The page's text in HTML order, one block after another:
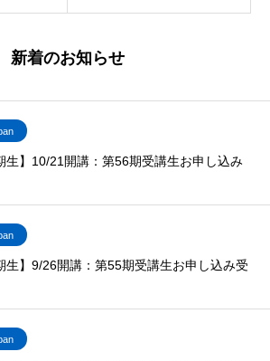
新着のお知らせ
生】10/21開講：第56期受講生お申し込み
生】9/26開講：第55期受講生お申し込み受